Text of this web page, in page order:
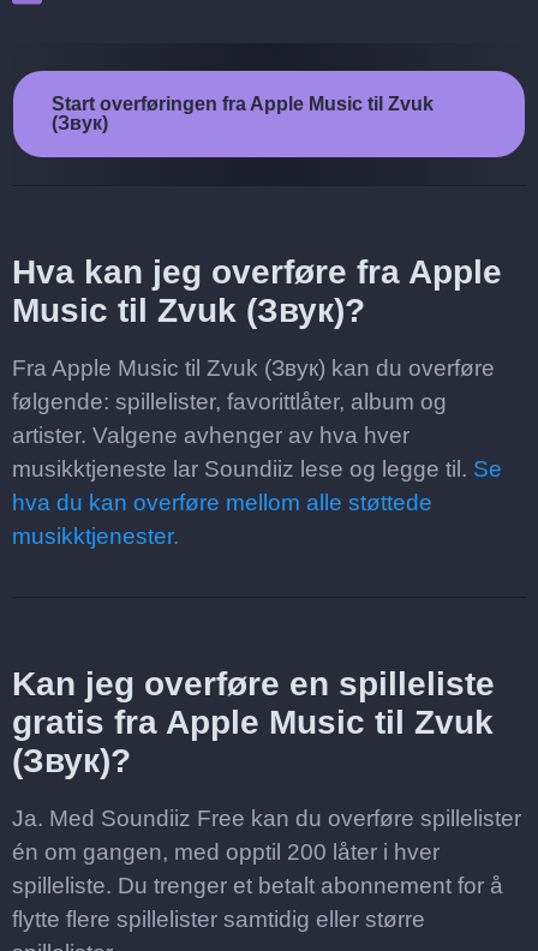
Start overføringen fra Apple Music til Zvuk
(Звук)
Hva kan jeg overføre fra Apple
Music til Zvuk (Звук)?
Fra Apple Music til Zvuk (Звук) kan du overføre
følgende: spillelister, favorittlåter, album og
artister. Valgene avhenger av hva hver
musikktjeneste lar Soundiiz lese og legge til. Se
hva du kan overføre mellom alle støttede
musikktjenester.
Kan jeg overføre en spilleliste
gratis fra Apple Music til Zvuk
(Звук)?
Ja. Med Soundiiz Free kan du overføre spillelister
én om gangen, med opptil 200 låter i hver
spilleliste. Du trenger et betalt abonnement for å
flytte flere spillelister samtidig eller større